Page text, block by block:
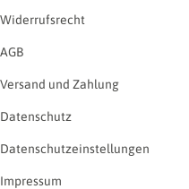
Widerrufsrecht
AGB
Versand und Zahlung
Datenschutz
Datenschutzeinstellungen
Impressum